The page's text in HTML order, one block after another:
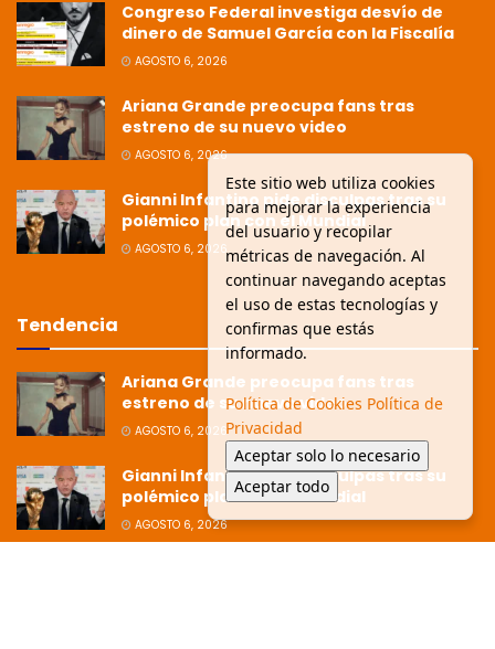
Congreso Federal investiga desvío de
dinero de Samuel García con la Fiscalía
AGOSTO 6, 2026
Ariana Grande preocupa fans tras
estreno de su nuevo video
AGOSTO 6, 2026
Gianni Infantino pide disculpas tras su
polémico plan con el Mundial
AGOSTO 6, 2026
Tendencia
Ariana Grande preocupa fans tras
estreno de su nuevo video
AGOSTO 6, 2026
Gianni Infantino pide disculpas tras su
polémico plan con el Mundial
AGOSTO 6, 2026
Este sitio web utiliza cookies
para mejorar la experiencia
del usuario y recopilar
métricas de navegación. Al
continuar navegando aceptas
el uso de estas tecnologías y
confirmas que estás
informado.
Política de Cookies Política de
Privacidad
Aceptar solo lo necesario
Aceptar todo